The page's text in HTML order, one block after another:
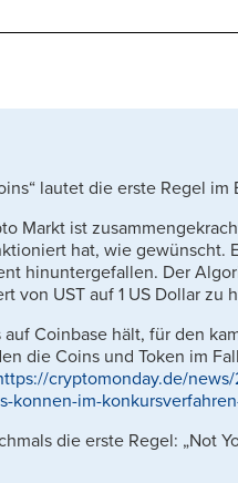
lautet die erste Regel
Markt ist
hat, wie gewünscht.
hinuntergefallen. Der
von UST auf 1 US Dollar
Coinbase hält, für den
die Coins und Token im
cryptomonday.de/
konnen-im-
die erste Regel: „Not